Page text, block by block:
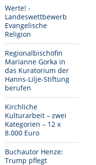
Werte! -
Landeswettbewerb
Evangelische
Religion
Regionalbischöfin
Marianne Gorka in
das Kuratorium der
Hanns-Lilje-Stiftung
berufen
Kirchliche
Kulturarbeit – zwei
Kategorien – 12 x
8.000 Euro
Buchautor Henze:
Trump pflegt